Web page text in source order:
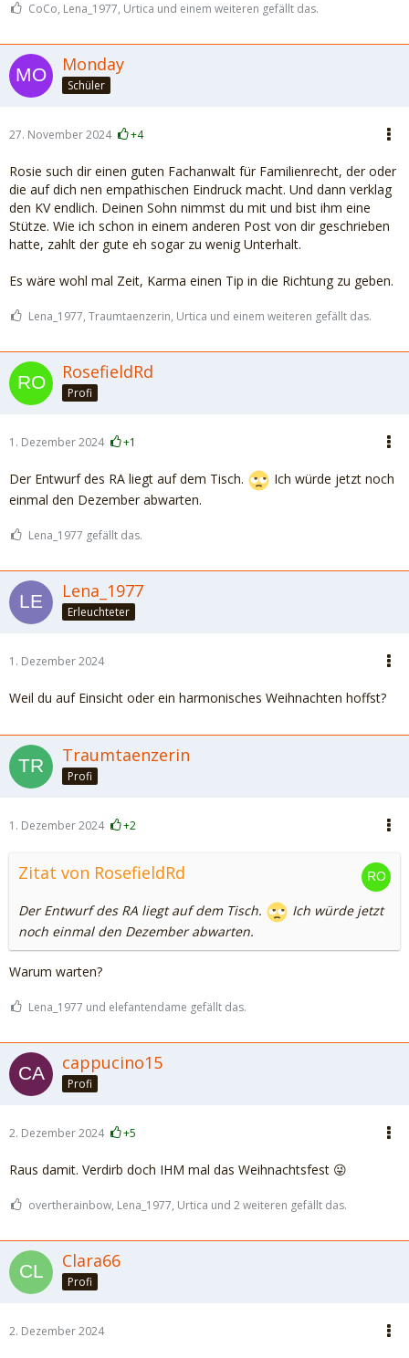
CoCo, Lena_1977, Urtica und einem weiteren gefällt das.
Monday
Schüler
27. November 2024 +4
Rosie such dir einen guten Fachanwalt für Familienrecht, der oder
die auf dich nen empathischen Eindruck macht. Und dann verklag
den KV endlich. Deinen Sohn nimmst du mit und bist ihm eine
Stütze. Wie ich schon in einem anderen Post von dir geschrieben
hatte, zahlt der gute eh sogar zu wenig Unterhalt.
Es wäre wohl mal Zeit, Karma einen Tip in die Richtung zu geben.
Lena_1977, Traumtaenzerin, Urtica und einem weiteren gefällt das.
RosefieldRd
Profi
1. Dezember 2024 +1
Der Entwurf des RA liegt auf dem Tisch.
Ich würde jetzt noch
einmal den Dezember abwarten.
Lena_1977 gefällt das.
Lena_1977
Erleuchteter
1. Dezember 2024
Weil du auf Einsicht oder ein harmonisches Weihnachten hoffst?
Traumtaenzerin
Profi
1. Dezember 2024 +2
Zitat von RosefieldRd
Der Entwurf des RA liegt auf dem Tisch.
Ich würde jetzt
noch einmal den Dezember abwarten.
Warum warten?
Lena_1977 und elefantendame gefällt das.
cappucino15
Profi
2. Dezember 2024 +5
Raus damit. Verdirb doch IHM mal das Weihnachtsfest 😜
overtherainbow, Lena_1977, Urtica und 2 weiteren gefällt das.
Clara66
Profi
2. Dezember 2024